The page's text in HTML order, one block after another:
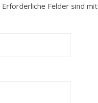
Erforderliche Felder sind mit